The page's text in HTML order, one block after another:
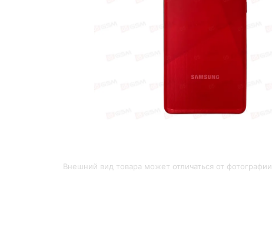
Внешний вид товара может отличаться от фотографии